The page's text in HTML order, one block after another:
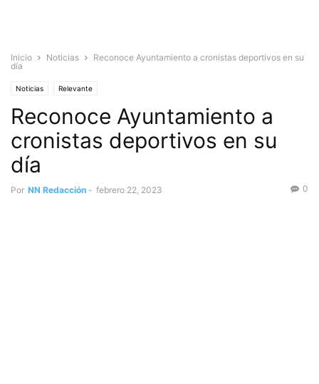
Inicio Noticias
Reconoce Ayuntamiento a cronistas deportivos en su
día
Noticias Relevante
Reconoce Ayuntamiento a
cronistas deportivos en su
día
Por NN Redacción - febrero 22, 2023 0